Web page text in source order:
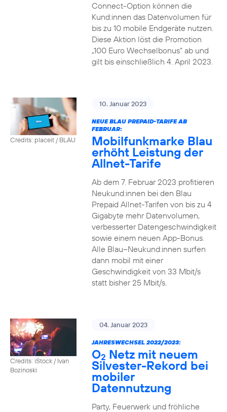
Connect-Option können die
Kund:innen das Datenvolumen für
bis zu 10 mobile Endgeräte nutzen.
Diese Aktion löst die Promotion
„100 Euro Wechselbonus“ ab und
gilt bis einschließlich 4. April 2023.
Credits: placeit / BLAU
10. Januar 2023
NEUE BLAU PREPAID-TARIFE AB
FEBRUAR:
Mobilfunkmarke Blau
erhöht Leistung der
Allnet-Tarife
Ab dem 7. Februar 2023 profitieren
Neukund:innen bei den Blau
Prepaid Allnet-Tarifen von bis zu 4
Gigabyte mehr Datenvolumen,
verbesserter Datengeschwindigkeit
sowie einem neuen App-Bonus.
Alle Blau–Neukund:innen surfen
dann mobil mit einer
Geschwindigkeit von 33 Mbit/s
statt bisher 25 Mbit/s.
Credits: iStock / Ivan
Bozinoski
04. Januar 2023
JAHRESWECHSEL 2022/2023:
O2 Netz mit neuem
Silvester-Rekord bei
mobiler
Datennutzung
Party, Feuerwerk und fröhliche